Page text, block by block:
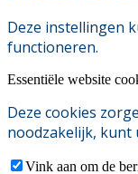
Deze instellingen
functioneren.
Essentiële website
Deze cookies
noodzakelijk, kunt
Vink aan om de